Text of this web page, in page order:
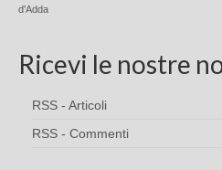
d'Adda
Ricevi le nostre
RSS - Articoli
RSS - Commenti